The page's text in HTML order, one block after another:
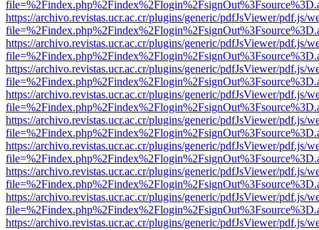
https://archivo.revistas.ucr.ac.cr/plugins/generic/pdfJsViewer/pdf.js/
https://archivo.revistas.ucr.ac.cr/plugins/generic/pdfJsViewer/pdf.js/
https://archivo.revistas.ucr.ac.cr/plugins/generic/pdfJsViewer/pdf.js/
https://archivo.revistas.ucr.ac.cr/plugins/generic/pdfJsViewer/pdf.js/
https://archivo.revistas.ucr.ac.cr/plugins/generic/pdfJsViewer/pdf.js/
https://archivo.revistas.ucr.ac.cr/plugins/generic/pdfJsViewer/pdf.js/
https://archivo.revistas.ucr.ac.cr/plugins/generic/pdfJsViewer/pdf.js/
https://archivo.revistas.ucr.ac.cr/plugins/generic/pdfJsViewer/pdf.js/
https://archivo.revistas.ucr.ac.cr/plugins/generic/pdfJsViewer/pdf.js/